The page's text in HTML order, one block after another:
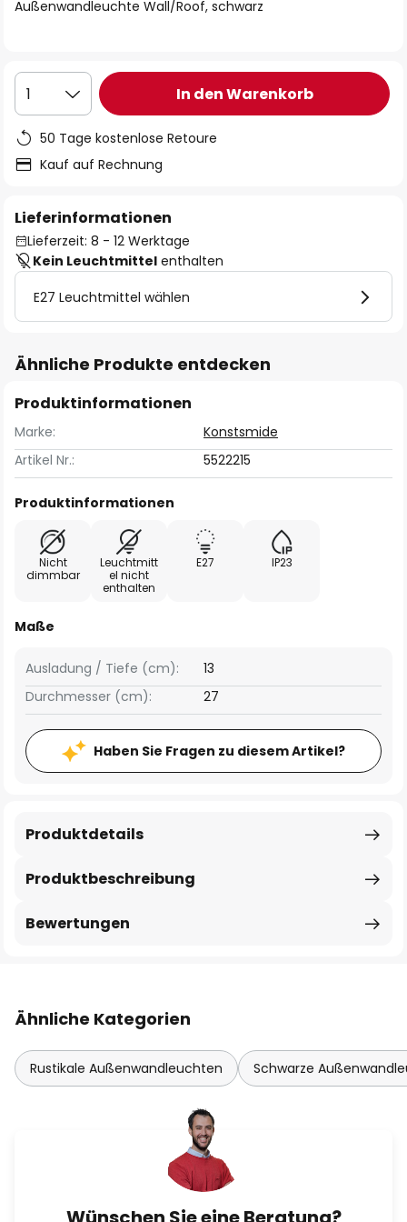
Außenwandleuchte Wall/Roof, schwarz
1 In den Warenkorb
50 Tage kostenlose Retoure
Kauf auf Rechnung
Lieferinformationen
Lieferzeit: 8 - 12 Werktage
Kein Leuchtmittel enthalten
E27 Leuchtmittel wählen
Ähnliche Produkte entdecken
Produktinformationen
Marke:
Konstsmide
Artikel Nr.:
5522215
Produktinformationen
Nicht
dimmbar
Leuchtmitt
el nicht
enthalten
E27 IP23
Maße
Ausladung / Tiefe (cm):
13
Durchmesser (cm):
27
Haben Sie Fragen zu diesem Artikel?
Produktbeschreibung
Produktdetails
Bewertungen
Ähnliche Kategorien
Rustikale Außenwandleuchten Schwarze